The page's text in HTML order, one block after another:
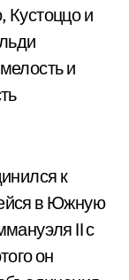
Кустоццо и
и
к
в Южную
II с
он